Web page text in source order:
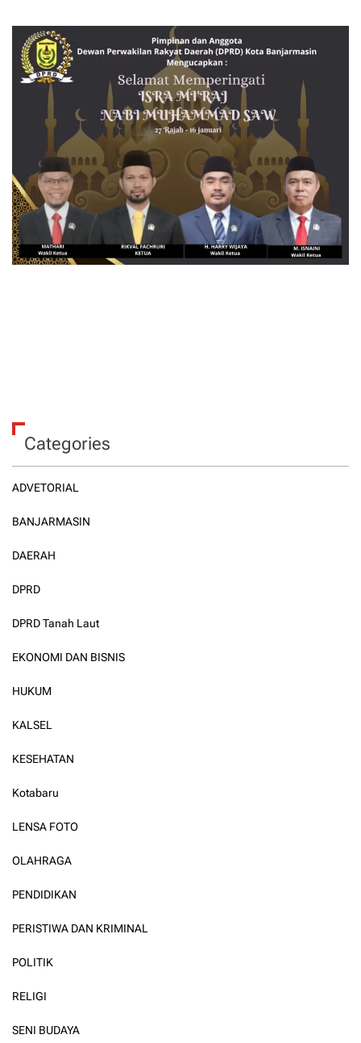
Categories
ADVETORIAL
BANJARMASIN
DAERAH
DPRD
DPRD Tanah Laut
EKONOMI DAN BISNIS
HUKUM
KALSEL
KESEHATAN
Kotabaru
LENSA FOTO
OLAHRAGA
PENDIDIKAN
PERISTIWA DAN KRIMINAL
POLITIK
RELIGI
SENI BUDAYA